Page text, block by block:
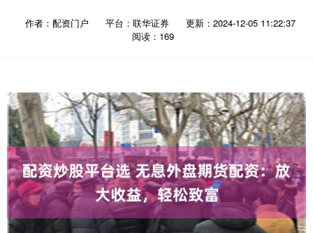
作者：配资门户 平台：联华证券
更新：2024-12-05 11:22:37
阅读：169